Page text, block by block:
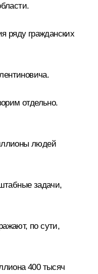
ряду гражданских
.
отдельно.
людей
задачи,
по сути,
400 тысяч